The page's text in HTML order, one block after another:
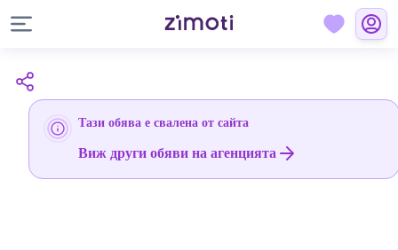
Тази обява е свалена от сайта
Виж други обяви на агенцията